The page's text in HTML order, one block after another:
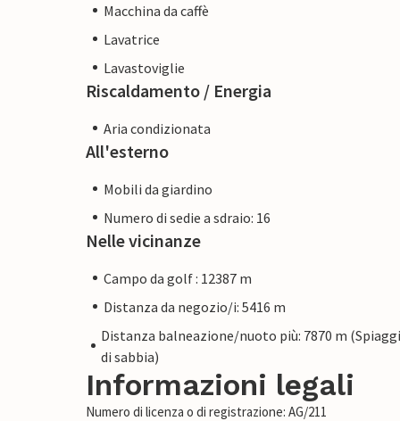
Macchina da caffè
Lavatrice
Lavastoviglie
Riscaldamento / Energia
Aria condizionata
All'esterno
Mobili da giardino
Numero di sedie a sdraio: 16
Nelle vicinanze
Campo da golf : 12387 m
Distanza da negozio/i: 5416 m
Distanza balneazione/nuoto più: 7870 m
di sabbia)
Informazioni legali
Numero di licenza o di registrazione: AG/211